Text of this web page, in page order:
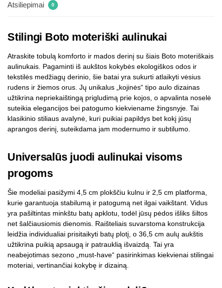
Atsiliepimai 0
Stilingi Boto moteriški aulinukai
Atraskite tobulą komforto ir mados derinį su šiais Boto moteriškais
aulinukais. Pagaminti iš aukštos kokybės ekologiškos odos ir
tekstilės medžiagų derinio, šie batai yra sukurti atlaikyti vėsius
rudens ir žiemos orus. Jų unikalus „kojinės“ tipo aulo dizainas
užtikrina nepriekaištingą prigludimą prie kojos, o apvalinta noselė
suteikia elegancijos bei patogumo kiekviename žingsnyje. Tai
klasikinio stiliaus avalynė, kuri puikiai papildys bet kokį jūsų
aprangos derinį, suteikdama jam modernumo ir subtilumo.
Universalūs juodi aulinukai visoms
progoms
Šie modeliai pasižymi 4,5 cm plokščiu kulnu ir 2,5 cm platforma,
kurie garantuoja stabilumą ir patogumą net ilgai vaikštant. Vidus
yra pašiltintas minkštu batų apklotu, todėl jūsų pėdos išliks šiltos
net šalčiausiomis dienomis. Raišteliais suvarstoma konstrukcija
leidžia individualiai prisitaikyti batų plotį, o 36,5 cm aulų aukštis
užtikrina puikią apsaugą ir patrauklią išvaizdą. Tai yra
neabejotimas sezono „must-have“ pasirinkimas kiekvienai stilingai
moteriai, vertinančiai kokybę ir dizainą.